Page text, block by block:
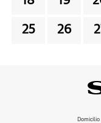
25 26
Domicilio